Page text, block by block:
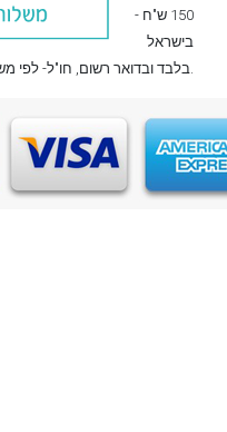
150 ש"ח -
בישראל
בלבדובדואר רשום , חו"ל- לפי משקל החבילה.